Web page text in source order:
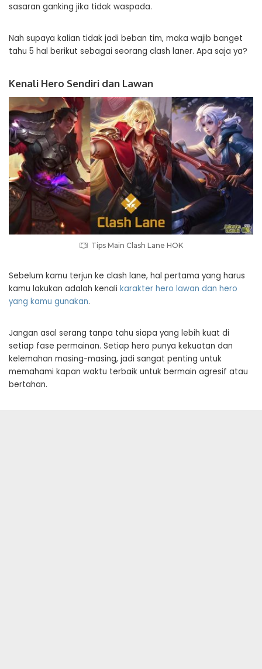
sasaran ganking jika tidak waspada.
Nah supaya kalian tidak jadi beban tim, maka wajib banget
tahu 5 hal berikut sebagai seorang clash laner. Apa saja ya?
Kenali Hero Sendiri dan Lawan
Tips Main Clash Lane HOK
Sebelum kamu terjun ke clash lane, hal pertama yang harus
kamu lakukan adalah kenali karakter hero lawan dan hero
yang kamu gunakan.
Jangan asal serang tanpa tahu siapa yang lebih kuat di
setiap fase permainan. Setiap hero punya kekuatan dan
kelemahan masing-masing, jadi sangat penting untuk
memahami kapan waktu terbaik untuk bermain agresif atau
bertahan.